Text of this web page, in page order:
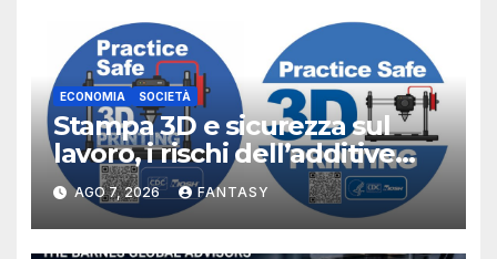
ECONOMIA SOCIETÀ
Stampa 3D e sicurezza sul
lavoro, i rischi dell’additive
manufacturing secondo
NIOSH
AGO 7, 2026 FANTASY